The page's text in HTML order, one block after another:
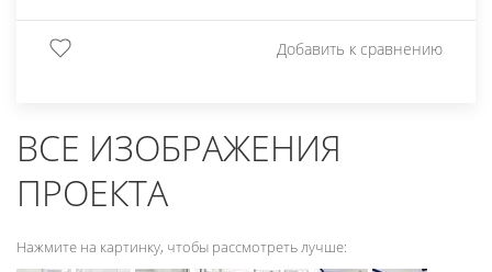
Добавить к сравнению
ВСЕ ИЗОБРАЖЕНИЯ
ПРОЕКТА
Нажмите на картинку, чтобы рассмотреть лучше: